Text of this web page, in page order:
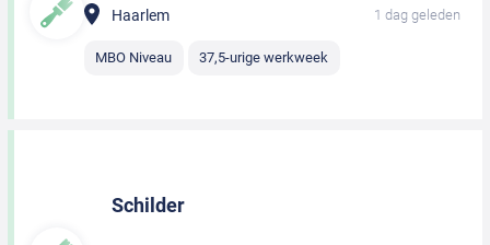
Haarlem 1 dag geleden
MBO Niveau 37,5-urige werkweek
Schilder